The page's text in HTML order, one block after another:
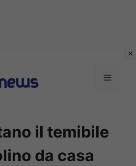
MENU
il temibile
da casa